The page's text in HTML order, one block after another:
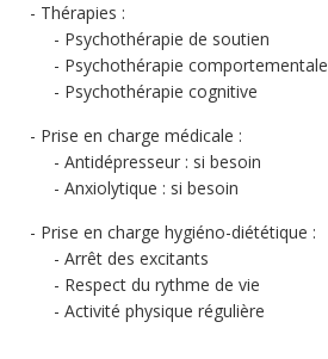
Thérapies :
Psychothérapie de soutien
Psychothérapie comportementale
Psychothérapie cognitive
Prise en charge médicale :
Antidépresseur : si besoin
Anxiolytique : si besoin
Prise en charge hygiéno-diététique :
Arrêt des excitants
Respect du rythme de vie
Activité physique régulière